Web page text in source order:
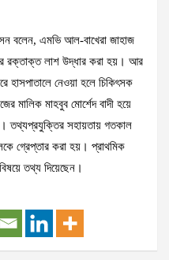
বলেন, এমভি আল-বাখেরা জাহাজ
রক্তাক্ত লাশ উদ্ধার করা হয়। আর
নেওয়া হলে চিকিৎসক
মালিক মাহবুব মোর্শেদ বাদী হয়ে
তথ্যপ্রযুক্তির সহায়তায় গতকাল
গ্রেপ্তার করা হয়। প্রাথমিক
তথ্য দিয়েছেন।